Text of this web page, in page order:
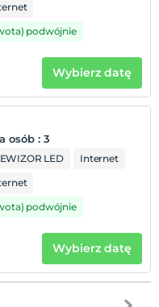
bezpłatne za pokój
podwójnie
Wybierz datę
osób : 3
LED
Internet
podwójnie
Wybierz datę